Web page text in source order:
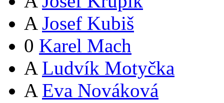
A Josef Kubiš
0 Karel Mach
A Ludvík Motyčka
A Eva Nováková